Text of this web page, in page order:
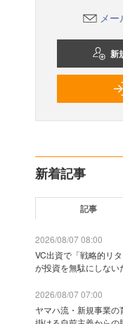
メ
新
新着記事
記事
2026/08/07 08:00
VC出資で「戦略的リ
が投資を無駄にしない
2026/08/07 07:00
ヤマハ流・新規事業